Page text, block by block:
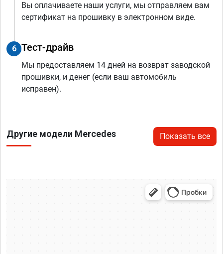
Вы оплачиваете наши услуги, мы отправляем вам
сертификат на прошивку в электронном виде.
6 Тест-драйв
Мы предоставляем 14 дней на возврат заводской
прошивки, и денег (если ваш автомобиль
исправен).
Другие модели Mercedes Показать все